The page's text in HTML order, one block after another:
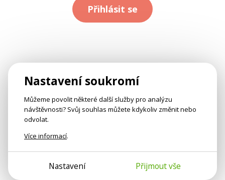
Přihlásit se
Nastavení soukromí
Můžeme povolit některé další služby pro analýzu
návštěvnosti? Svůj souhlas můžete kdykoliv změnit nebo
odvolat.
Více informací.
Nastavení Přijmout vše